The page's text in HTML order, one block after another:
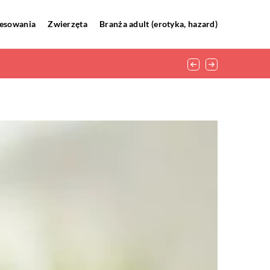
Zwierzęta Branża adult (erotyka, hazard)